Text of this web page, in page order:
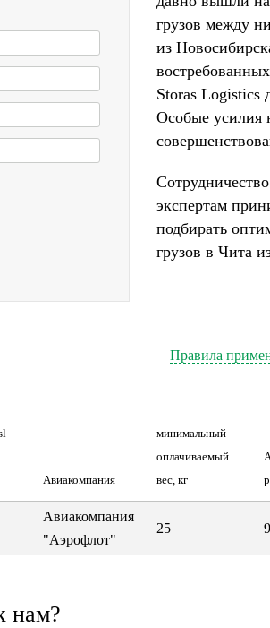
грузов между
из
Storas Logistics
Особые усилия
экспертам
подбирать
грузов в Чита
Правила
Авиакомпания
минимальный
оплачиваемый
вес, кг
Авиакомпания
"Аэрофлот"
25
нам?